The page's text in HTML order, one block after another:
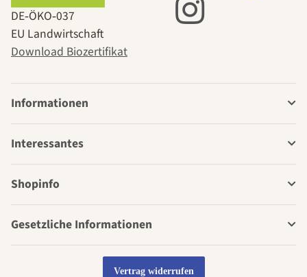
DE‑ÖKO‑037
EU Landwirtschaft
Download Biozertifikat
Informationen
Interessantes
Shopinfo
Gesetzliche Informationen
Vertrag widerrufen